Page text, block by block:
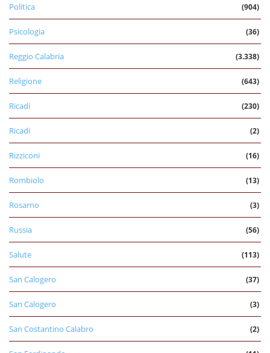
Politica (904)
Psicologia (36)
Reggio Calabria (3.338)
Religione (643)
Ricadi (230)
Ricadi (2)
Rizziconi (16)
Rombiolo (13)
Rosarno (3)
Russia (56)
Salute (113)
San Calogero (37)
San Calogero (3)
San Costantino Calabro (2)